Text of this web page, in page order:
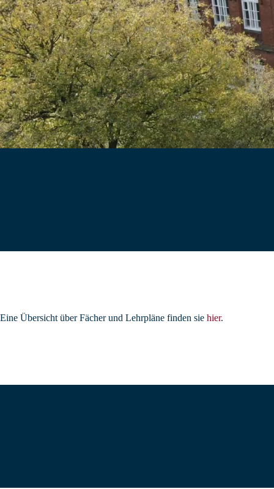
Eine Übersicht über Fächer und Lehrpläne finden sie hier.